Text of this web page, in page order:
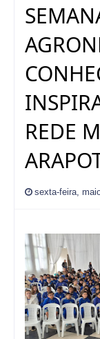
REDE
sexta-feira,